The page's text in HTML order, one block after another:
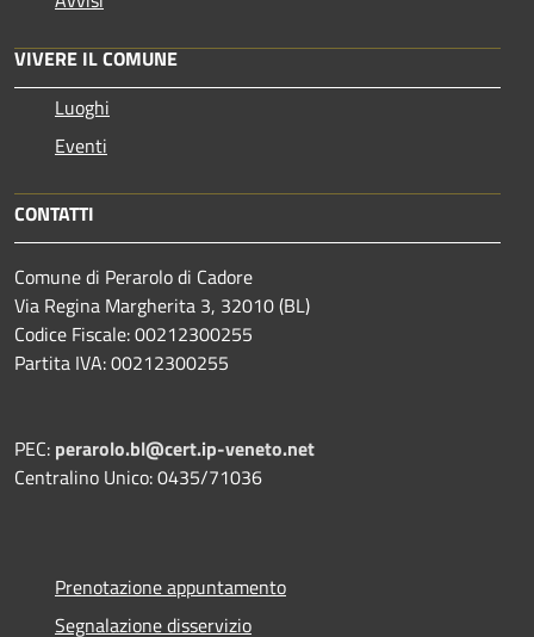
VIVERE IL COMUNE
Luoghi
Eventi
CONTATTI
Comune di Perarolo di Cadore
Via Regina Margherita 3, 32010 (BL)
Codice Fiscale: 00212300255
Partita IVA: 00212300255
PEC: perarolo.bl@cert.ip-veneto.net
Centralino Unico: 0435/71036
Prenotazione appuntamento
Segnalazione disservizio